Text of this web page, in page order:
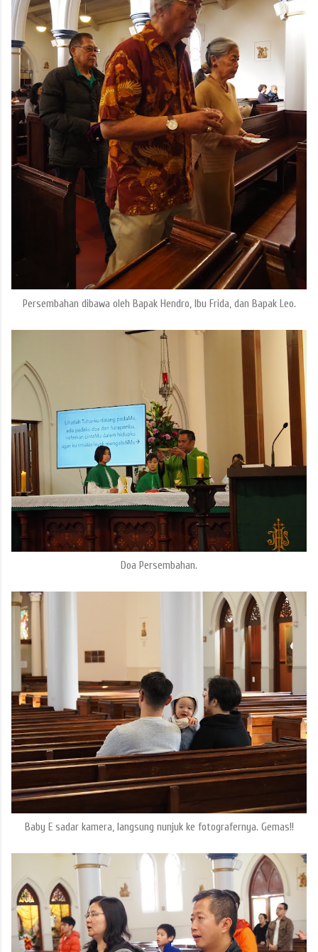
Persembahan dibawa oleh Bapak Hendro, Ibu Frida, dan Bapak Leo.
Doa Persembahan.
Baby E sadar kamera, langsung nunjuk ke fotografernya. Gemas!!